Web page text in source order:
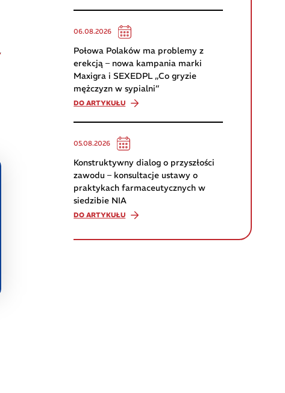
06.08.2026
Połowa Polaków ma problemy z
erekcją – nowa kampania marki
Maxigra i SEXEDPL „Co gryzie
mężczyzn w sypialni”
DO ARTYKUŁU
05.08.2026
Konstruktywny dialog o przyszłości
zawodu – konsultacje ustawy o
praktykach farmaceutycznych w
siedzibie NIA
DO ARTYKUŁU